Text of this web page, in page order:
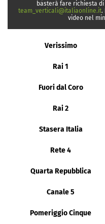
basterà fare richiesta
team_verticali@italiaonline.it.
video nel
Verissimo
Rai 1
Fuori dal Coro
Rai 2
Stasera Italia
Rete 4
Quarta Repubblica
Canale 5
Pomeriggio Cinque